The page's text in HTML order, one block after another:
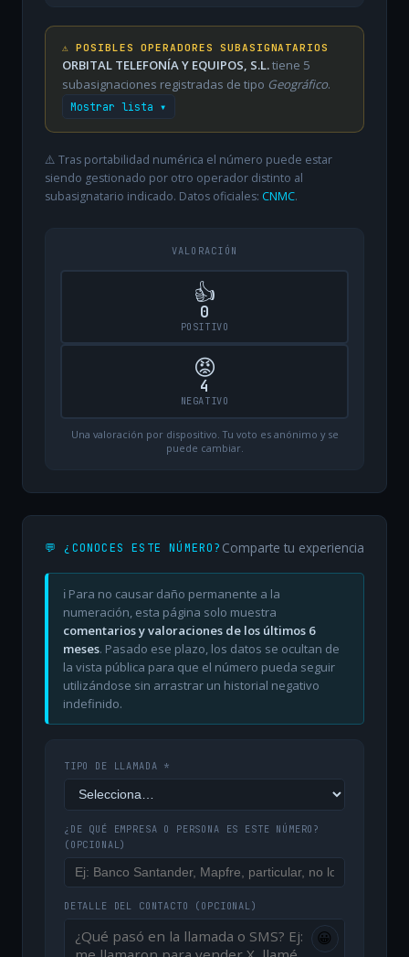
⚠️ POSIBLES OPERADORES SUBASIGNATARIOS
ORBITAL TELEFONÍA Y EQUIPOS, S.L.tiene 5
subasignaciones registradas de tipo Geográfico.
Mostrar lista ▾
⚠️ Tras portabilidad numérica el número puede estar
siendo gestionado por otro operador distinto al
subasignatario indicado. Datos oficiales: CNMC.
VALORACIÓN
👍
0
POSITIVO
😡
4
NEGATIVO
Una valoración por dispositivo. Tu voto es anónimo y se
puede cambiar.
💬 ¿CONOCES ESTE NÚMERO? Comparte tu experiencia
ℹ️ Para no causar daño permanente a la
numeración, esta página solo muestra
comentarios y valoraciones de los últimos 6
meses. Pasado ese plazo, los datos se ocultan de
la vista pública para que el número pueda seguir
utilizándose sin arrastrar un historial negativo
indefinido.
TIPO DE LLAMADA *
¿DE QUÉ EMPRESA O PERSONA ES ESTE NÚMERO?
(OPCIONAL)
DETALLE DEL CONTACTO (OPCIONAL)
😀